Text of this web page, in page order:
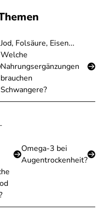
Jod, Folsäure, Eisen...
Welche
Nahrungsergänzungen
brauchen
Schwangere?
Omega-3 bei
Augentrockenheit?